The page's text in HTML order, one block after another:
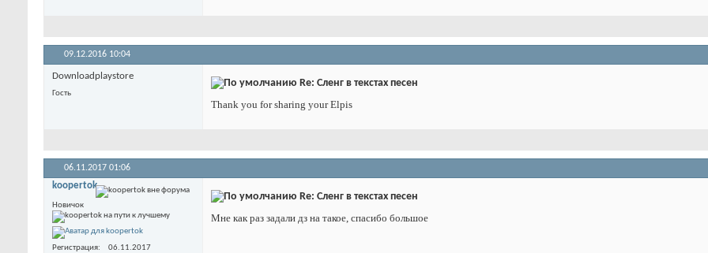
09.12.2016 10:04
Downloadplaystore
Гость
Re: Сленг в текстах песен
Thank you for sharing your Elpis
06.11.2017 01:06
koopertok
Новичок
Регистрация
06.11.2017
Re: Сленг в текстах песен
Мне как раз задали дз на такое, спасибо большое